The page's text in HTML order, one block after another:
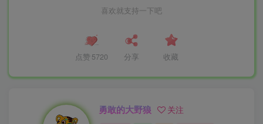
喜欢就支持一下吧
点赞 5720 分享 收藏
勇敢的大野狼 关注